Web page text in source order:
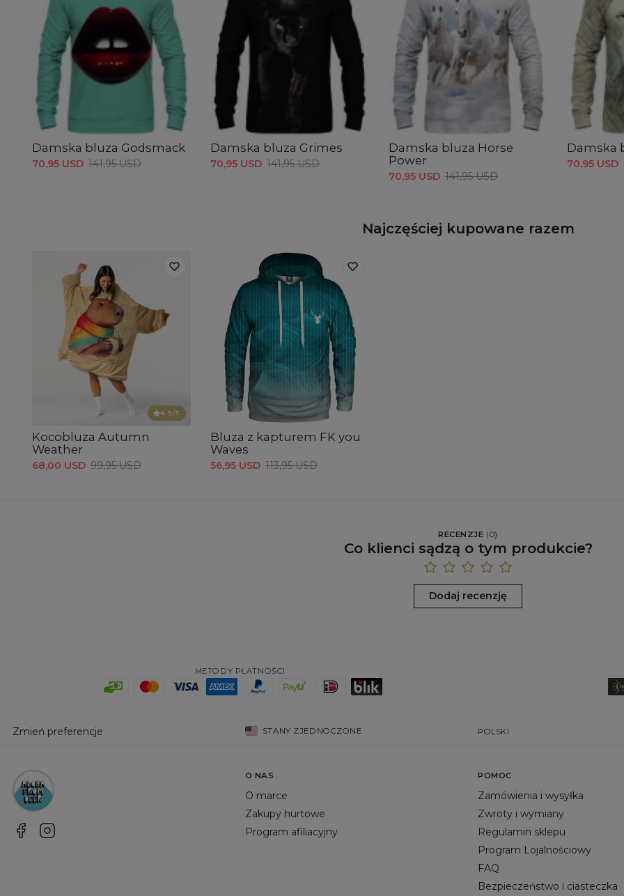
Damska bluza Godsmack
70,95 USD 141,95 USD
Damska bluza Grimes
70,95 USD 141,95 USD
Damska bluza Horse
Power
70,95 USD 141,95 USD
Damska
70,95 USD
Najczęściej kupowane razem
4.9/5
Kocobluza Autumn
Weather
68,00 USD 99,95 USD
Bluza z kapturem FK you
Waves
56,95 USD 113,95 USD
RECENZJE (0)
Co klienci sądzą o tym produkcie?
Dodaj recenzję
METODY PŁATNOŚCI
Zmień preferencje STANY ZJEDNOCZONE POLSKI
O NAS
O marce
Zakupy hurtowe
Program afiliacyjny
POMOC
Zamówienia i wysyłka
Zwroty i wymiany
Regulamin sklepu
Program Lojalnościowy
FAQ
Bezpieczeństwo i ciasteczka